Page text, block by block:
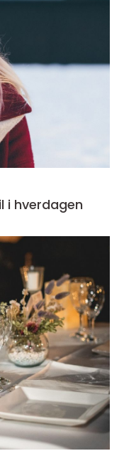
stil i hverdagen